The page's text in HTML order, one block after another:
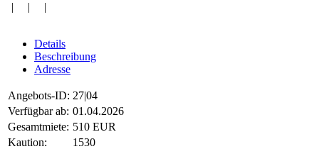
| | |
Details
Beschreibung
Adresse
Angebots-ID: 27|04
Verfügbar ab: 01.04.2026
Gesamtmiete: 510 EUR
Kaution:
1530